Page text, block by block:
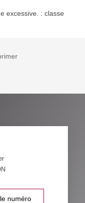
excessive. : classe
numéro